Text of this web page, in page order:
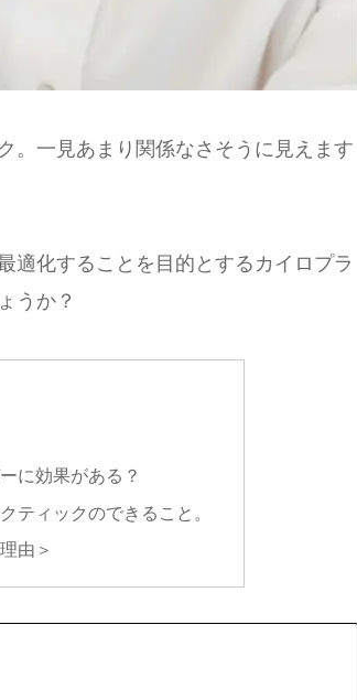
。一見あまり関係なさそうに見えます
適化することを目的とするカイロプラ
うか？
に効果がある？
ティックのできること。
由＞